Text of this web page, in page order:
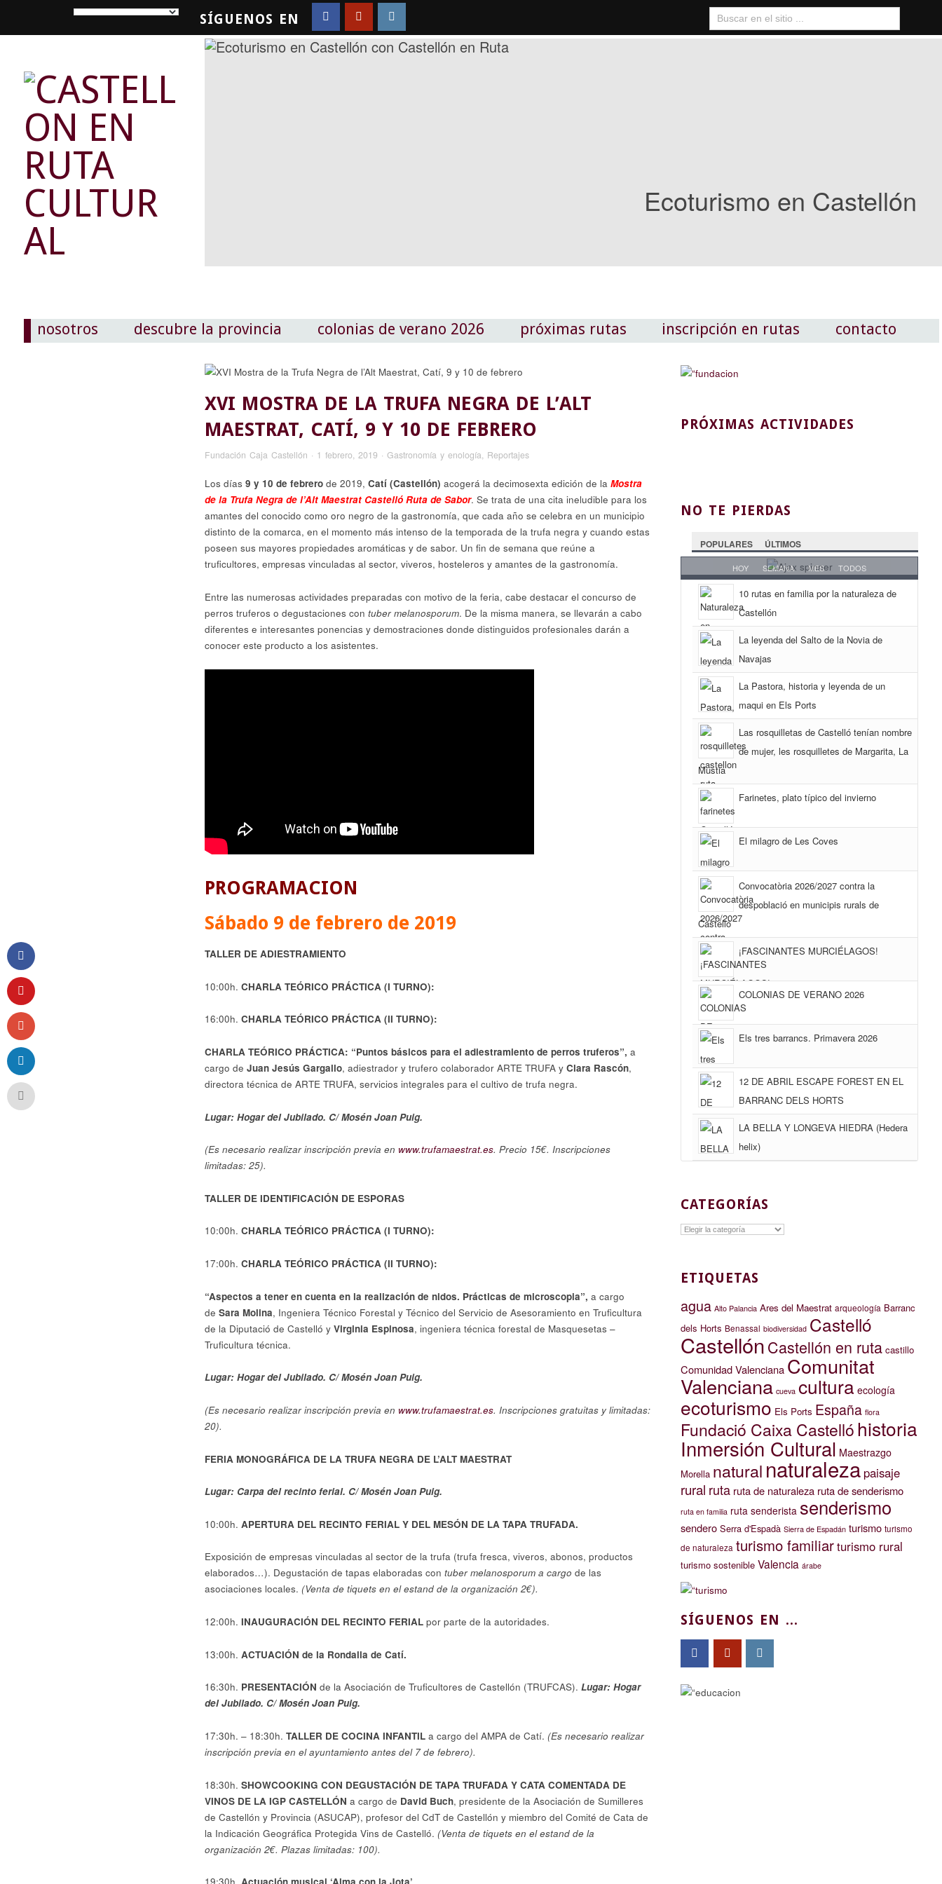
SÍGUENOS EN
Ecoturismo en Castellón
nosotros descubre la provincia colonias de verano 2026 próximas rutas inscripción en rutas contacto
XVI MOSTRA DE LA TRUFA NEGRA DE L’ALT
MAESTRAT, CATÍ, 9 Y 10 DE FEBRERO
Fundación Caja Castellón · 1 febrero, 2019 · Gastronomía y enología, Reportajes
Los días 9 y 10 de febrerode 2019, Catí (Castellón) acogerá la decimosexta edición de la Mostra
de la Trufa Negra de l’Alt Maestrat Castelló Ruta de Sabor. Se trata de una cita ineludible para los
amantes del conocido como oro negro de la gastronomía, que cada año se celebra en un municipio
distinto de la comarca, en el momento más intenso de la temporada de la trufa negra y cuando estas
poseen sus mayores propiedades aromáticas y de sabor. Un fin de semana que reúne a
truficultores, empresas vinculadas al sector, viveros, hosteleros y amantes de la gastronomía.
Entre las numerosas actividades preparadas con motivo de la feria, cabe destacar el concurso de
perros truferos o degustaciones con tuber melanosporum. De la misma manera, se llevarán a cabo
diferentes e interesantes ponencias y demostraciones donde distinguidos profesionales darán a
conocer este producto a los asistentes.
PROGRAMACION
Sábado 9 de febrero de 2019
TALLER DE ADIESTRAMIENTO
10:00h. CHARLA TEÓRICO PRÁCTICA (I TURNO):
16:00h. CHARLA TEÓRICO PRÁCTICA (II TURNO):
CHARLA TEÓRICO PRÁCTICA: “Puntos básicos para el adiestramiento de perros truferos”, a
cargo de Juan Jesús Gargallo, adiestrador y trufero colaborador ARTE TRUFA y Clara Rascón,
directora técnica de ARTE TRUFA, servicios integrales para el cultivo de trufa negra.
Lugar: Hogar del Jubilado. C/ Mosén Joan Puig.
(Es necesario realizar inscripción previa en www.trufamaestrat.es. Precio 15€. Inscripciones
limitadas: 25).
TALLER DE IDENTIFICACIÓN DE ESPORAS
10:00h. CHARLA TEÓRICO PRÁCTICA (I TURNO):
17:00h. CHARLA TEÓRICO PRÁCTICA (II TURNO):
“Aspectos a tener en cuenta en la realización de nidos. Prácticas de microscopia”, a cargo
de Sara Molina, Ingeniera Técnico Forestal y Técnico del Servicio de Asesoramiento en Truficultura
de la Diputació de Castelló y Virginia Espinosa, ingeniera técnica forestal de Masquesetas –
Truficultura técnica.
Lugar: Hogar del Jubilado. C/ Mosén Joan Puig.
(Es necesario realizar inscripción previa en www.trufamaestrat.es. Inscripciones gratuitas y limitadas:
20).
FERIA MONOGRÁFICA DE LA TRUFA NEGRA DE L’ALT MAESTRAT
Lugar: Carpa del recinto ferial. C/ Mosén Joan Puig.
10:00h. APERTURA DEL RECINTO FERIAL Y DEL MESÓN DE LA TAPA TRUFADA.
Exposición de empresas vinculadas al sector de la trufa (trufa fresca, viveros, abonos, productos
elaborados…). Degustación de tapas elaboradas con tuber melanosporum a cargo de las
asociaciones locales. (Venta de tiquets en el estand de la organización 2€).
12:00h. INAUGURACIÓN DEL RECINTO FERIAL por parte de la autoridades.
13:00h. ACTUACIÓN de la Rondalla de Catí.
16:30h. PRESENTACIÓN de la Asociación de Truficultores de Castellón (TRUFCAS). Lugar: Hogar
del Jubilado. C/ Mosén Joan Puig.
17:30h. – 18:30h. TALLER DE COCINA INFANTIL a cargo del AMPA de Catí. (Es necesario realizar
inscripción previa en el ayuntamiento antes del 7 de febrero).
18:30h. SHOWCOOKING CON DEGUSTACIÓN DE TAPA TRUFADA Y CATA COMENTADA DE
VINOS DE LA IGP CASTELLÓN a cargo de David Buch, presidente de la Asociación de Sumilleres
de Castellón y Provincia (ASUCAP), profesor del CdT de Castellón y miembro del Comité de Cata de
la Indicación Geográfica Protegida Vins de Castelló. (Venta de tiquets en el estand de la
organización 2€. Plazas limitadas: 100).
PRÓXIMAS ACTIVIDADES
NO TE PIERDAS
POPULARES ÚLTIMOS
HOY SEMANA MES TODOS
10 rutas en familia por la naturaleza de
Castellón
La leyenda del Salto de la Novia de
Navajas
La Pastora, historia y leyenda de un
maqui en Els Ports
Las rosquilletas de Castelló tenían nombre
de mujer, les rosquilletes de Margarita, La
Mustia
Farinetes, plato típico del invierno
El milagro de Les Coves
Convocatòria 2026/2027 contra la
despoblació en municipis rurals de
Castelló
¡FASCINANTES MURCIÉLAGOS!
COLONIAS DE VERANO 2026
Els tres barrancs. Primavera 2026
12 DE ABRIL ESCAPE FOREST EN EL
BARRANC DELS HORTS
LA BELLA Y LONGEVA HIEDRA (Hedera
helix)
CATEGORÍAS
Categorías
ETIQUETAS
agua Alto Palancia Ares del Maestrat arqueología Barranc
dels Horts Benassal biodiversidad Castelló
CastellónCastellón en ruta castillo
Comunidad Valenciana Comunitat
Valenciana cueva cultura ecología
ecoturismo Els Ports España flora
Fundació Caixa Castellóhistoria
Inmersión Cultural Maestrazgo
Morella natural naturaleza paisaje
rural ruta ruta de naturaleza ruta de senderismo
ruta en familia ruta senderista senderismo
sendero Serra d'Espadà Sierra de Espadán turismo turismo
de naturaleza turismo familiarturismo rural
turismo sostenible Valencia árabe
SÍGUENOS EN ...